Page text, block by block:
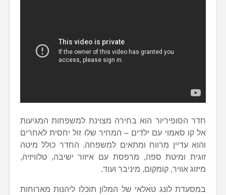
חדר הסופיריור הוא בחירה מצוינת למשפחות המגיעות
אל קו סאמוי עם ילדים – המחיר שלו זול יחסית לאחרים
והוא עדיין מרווח ומתאים למשפחה. החדר כולל מיטה
זוגית ומיטת ספה, מרפסת עם איזור ישיבה, טלוויזיה,
מיזוג אוויר, קומקום, מיניבר ועוד.
במסעדת לונג טאלאי של המלון תוכלו ליהנות מארוחות